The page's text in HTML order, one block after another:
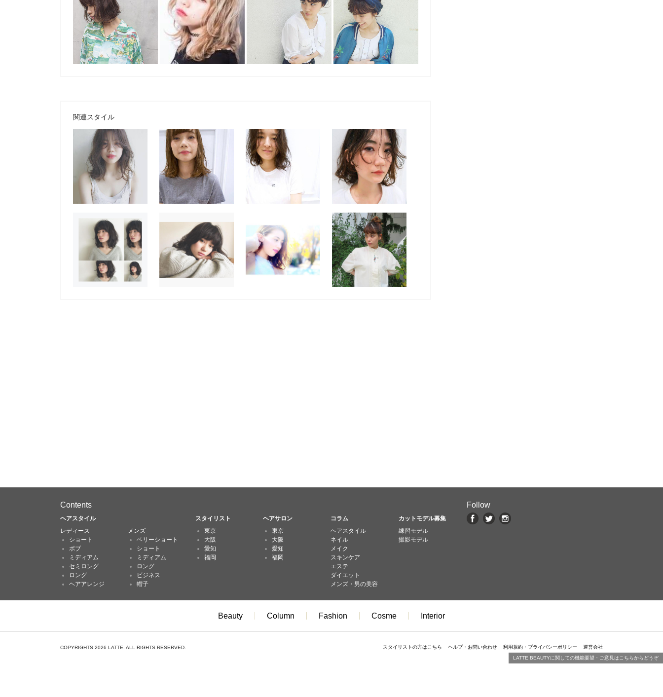
関連スタイル
Contents Follow
ヘアスタイル スタイリスト ヘアサロン コラム
カットモデル募集
レディース
ショート
ボブ
ミディアム
セミロング
ロング
ヘアアレンジ
メンズ
ベリーショート
ショート
ミディアム
ロング
ビジネス
帽子
東京
大阪
愛知
福岡
東京
大阪
愛知
福岡
ヘアスタイル
ネイル
メイク
スキンケア
エステ
ダイエット
メンズ・男の美容
練習モデル
撮影モデル
Beauty Column Fashion Cosme Interior
COPYRIGHTS 2026 LATTE. ALL RIGHTS RESERVED. スタイリストの方はこちら ヘルプ・お問い合わせ 利用規約・プライバシーポリシー
運営会社
LATTE BEAUTYに関しての機能要望・ご意見はこちらからどうぞ